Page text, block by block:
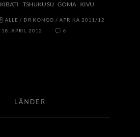
KIBATI TSHUKUSU GOMA KIVU
ALLE / DR KONGO /AFRIKA 2011/12
18. APRIL 2012
6
LÄNDER